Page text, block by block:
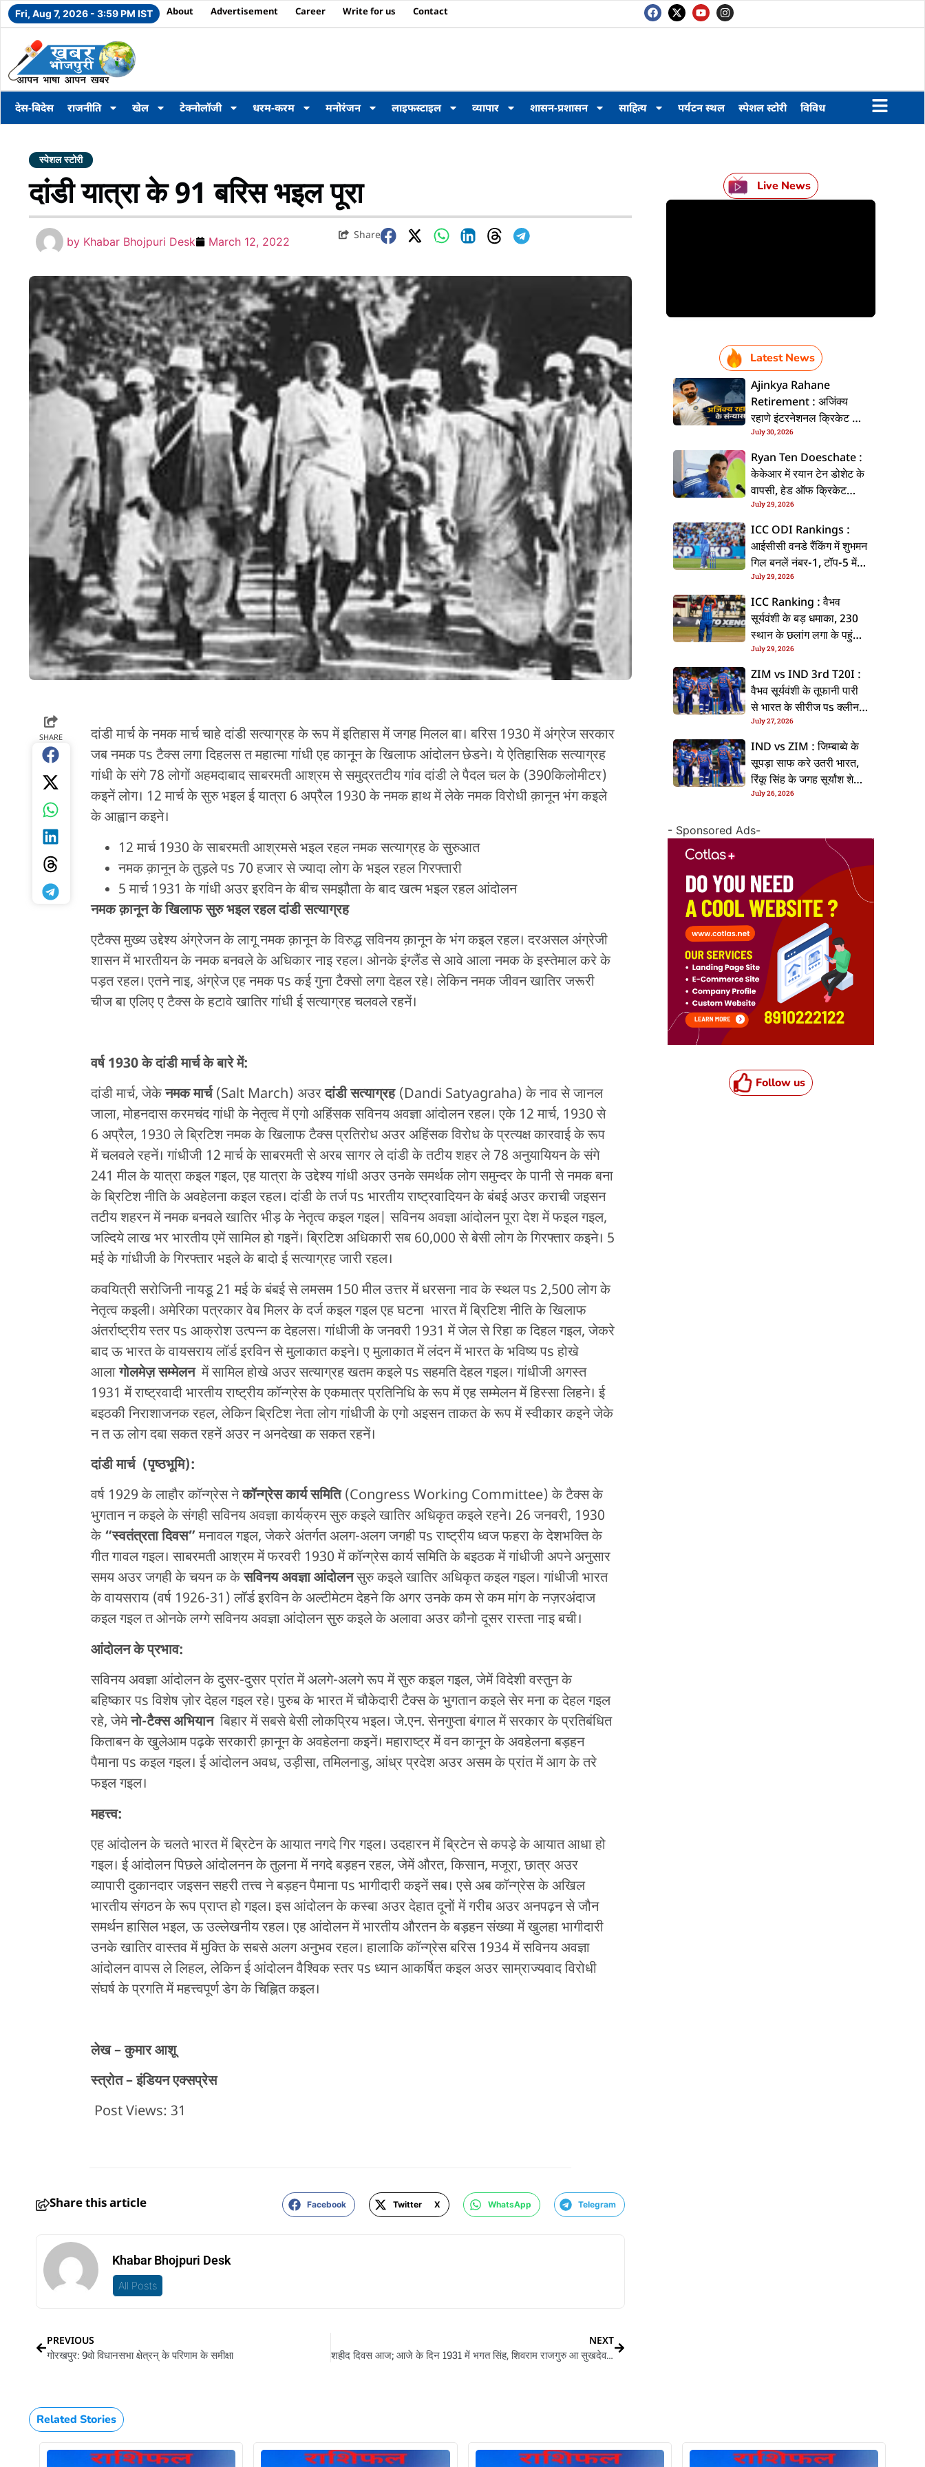
Fri, Aug 7, 2026 - 3:59 PM IST About Advertisement Career Write for us Contact
देस-बिदेस राजनीति खेल टेक्नोलॉजी धरम-करम मनोरंजन लाइफस्टाइल व्यापार शासन-प्रशासन साहित्य पर्यटन स्थल स्पेशल स्टोरी विविध
स्पेशल स्टोरी
दांडी यात्रा के 91 बरिस भइल पूरा
by Khabar Bhojpuri Desk March 12, 2022
Share
SHARE
दांडी मार्च के नमक मार्च चाहे दांडी सत्याग्रह के रूप में इतिहास में जगह मिलल बा। बरिस 1930 में अंग्रेज सरकार
जब नमक पs टैक्स लगा दिहलस त महात्मा गांधी एह कानून के ख‍िलाफ आंदोलन छेडने। ये ऐतिहासिक सत्याग्रह
गांधी के संगे 78 लोगों अहमदाबाद साबरमती आश्रम से समुद्रतटीय गांव दांडी ले पैदल चल के (390किलोमीटर)
कइनें लोग। 12 मार्च के सुरु भइल ई यात्रा 6 अप्रैल 1930 के नमक हाथ में लेके नमक विरोधी क़ानून भंग कइले
के आह्वान कइने।
12 मार्च 1930 के साबरमती आश्रमसे भइल रहल नमक सत्याग्रह के सुरुआत
नमक क़ानून के तुड़ले पs 70 हजार से ज्यादा लोग के भइल रहल गिरफ्तारी
5 मार्च 1931 के गांधी अउर इरविन के बीच समझौता के बाद खत्म भइल रहल आंदोलन
नमक क़ानून के खिलाफ सुरु भइल रहल दांडी सत्याग्रह
एटैक्स मुख्य उद्देश्य अंग्रेजन के लागू नमक क़ानून के विरुद्ध सविनय क़ानून के भंग कइल रहल। दरअसल अंग्रेजी
शासन में भारतीयन के नमक बनवले के अधिकार नाइ रहल। ओनके इंग्लैंड से आवे आला नमक के इस्तेमाल करे के
पड़त रहल। एतने नाइ, अंग्रेज एह नमक पs कई गुना टैक्सो लगा देहल रहे। लेकिन नमक जीवन खातिर जरूरी
चीज बा एलिए ए टैक्स के हटावे खातिर गांधी ई सत्याग्रह चलवले रहनें।
वर्ष1930के दांडी मार्च के बारे में:
दांडी मार्च, जेकेनमक मार्च (Salt March) अउरदांडी सत्याग्रह(Dandi Satyagraha) के नाव से जानल
जाला, मोहनदास करमचंद गांधी के नेतृत्व में एगो अहिंसक सविनय अवज्ञा आंदोलन रहल। एके 12 मार्च, 1930 से
6 अप्रैल, 1930 ले ब्रिटिश नमक के खिलाफ टैक्स प्रतिरोध अउर अहिंसक विरोध के प्रत्यक्ष कारवाई के रूप
में चलवले रहनें। गांधीजी 12 मार्च के साबरमती से अरब सागर ले दांडी के तटीय शहर ले 78 अनुयायियन के संगे
241 मील के यात्रा कइल गइल, एह यात्रा के उद्देश्य गांधी अउर उनके समर्थक लोग समुन्दर के पानी से नमक बना
के ब्रिटिश नीति के अवहेलना कइल रहल। दांडी के तर्ज पs भारतीय राष्ट्रवादियन के बंबई अउर कराची जइसन
तटीय शहरन में नमक बनवले खातिर भीड़ के नेतृत्व कइल गइल| सविनय अवज्ञा आंदोलन पूरा देश में फइल गइल,
जल्दिये लाख भर भारतीय एमें सामिल हो गइनें। ब्रिटिश अधिकारी सब 60,000 से बेसी लोग के गिरफ्तार कइने। 5
मई के गांधीजी के गिरफ्तार भइले के बादो ई सत्याग्रह जारी रहल।
कवयित्री सरोजिनी नायडू 21 मई के बंबई से लमसम 150 मील उत्तर में धरसना नाव के स्थल पs 2,500 लोग के
नेतृत्व कइली। अमेरिका पत्रकार वेब मिलर के दर्ज कइल गइल एह घटना भारत में ब्रिटिश नीति के खिलाफ
अंतर्राष्ट्रीय स्तर पs आक्रोश उत्पन्न क देहलस। गांधीजी के जनवरी 1931 में जेल से रिहा क दिहल गइल, जेकरे
बाद ऊ भारत के वायसराय लॉर्ड इरविन से मुलाकात कइने। ए मुलाकात में लंदन में भारत के भविष्य पs होखे
आलागोलमेज़ सम्मेलनमें सामिल होखे अउर सत्याग्रह खतम कइले पs सहमति देहल गइल। गांधीजी अगस्त
1931 में राष्ट्रवादी भारतीय राष्ट्रीय कॉन्ग्रेस के एकमात्र प्रतिनिधि के रूप में एह सम्मेलन में हिस्सा लिहने। ई
बइठकी निराशाजनक रहल, लेकिन ब्रिटिश नेता लोग गांधीजी के एगो अइसन ताकत के रूप में स्वीकार कइने जेके
न त ऊ लोग दबा सकत रहनें अउर न अनदेखा क सकत रहनें।
दांडी मार्च(पृष्ठभूमि):
वर्ष 1929 के लाहौर कॉन्ग्रेस नेकॉन्ग्रेस कार्य समिति(Congress Working Committee) के टैक्स के
भुगतान न कइले के संगही सविनय अवज्ञा कार्यक्रम सुरु कइले खातिर अधिकृत कइले रहने। 26 जनवरी, 1930
के“स्वतंत्रता दिवस”मनावल गइल, जेकरे अंतर्गत अलग-अलग जगही पs राष्ट्रीय ध्वज फहरा के देशभक्ति के
गीत गावल गइल। साबरमती आश्रम में फरवरी 1930 में कॉन्ग्रेस कार्य समिति के बइठक में गांधीजी अपने अनुसार
समय अउर जगही के चयन क केसविनय अवज्ञा आंदोलनसुरु कइले खातिर अधिकृत कइल गइल। गांधीजी भारत
के वायसराय (वर्ष 1926-31) लॉर्ड इरविन के अल्टीमेटम देहने कि अगर उनके कम से कम मांग के नज़रअंदाज
कइल गइल त ओनके लग्गे सविनय अवज्ञा आंदोलन सुरु कइले के अलावा अउर कौनो दूसर रास्ता नाइ बची।
आंदोलन के प्रभाव:
सविनय अवज्ञा आंदोलन के दुसर-दुसर प्रांत में अलगे-अलगे रूप में सुरु कइल गइल, जेमें विदेशी वस्तुन के
बहिष्कार पs विशेष ज़ोर देहल गइल रहे। पुरुब के भारत में चौकेदारी टैक्स के भुगतान कइले सेर मना क देहल गइल
रहे, जेमेनो-टैक्स अभियानबिहार में सबसे बेसी लोकप्रिय भइल। जे.एन. सेनगुप्ता बंगाल में सरकार के प्रतिबंधित
किताबन के खुलेआम पढ़के सरकारी क़ानून के अवहेलना कइनें। महाराष्ट्र में वन कानून के अवहेलना बड़हन
पैमाना पs कइल गइल। ई आंदोलन अवध, उड़ीसा, तमिलनाडु, आंध्र प्रदेश अउर असम के प्रांत में आग के तरे
फइल गइल।
महत्त्व:
एह आंदोलन के चलते भारत में ब्रिटेन के आयात नगदे गिर गइल। उदहारन में ब्रिटेन से कपड़े के आयात आधा हो
गइल। ई आंदोलन पिछले आंदोलनन के तुलना में नगदे बड़हन रहल, जेमें औरत, किसान, मजूरा, छात्र अउर
व्यापारी दुकानदार जइसन सहरी तत्त्व ने बड़हन पैमाना पs भागीदारी कइनें सब। एसे अब कॉन्ग्रेस के अखिल
भारतीय संगठन के रूप प्राप्त हो गइल। इस आंदोलन के कस्बा अउर देहात दूनों में गरीब अउर अनपढ़न से जौन
समर्थन हासिल भइल, ऊ उल्लेखनीय रहल। एह आंदोलन में भारतीय औरतन के बड़हन संख्या में खुलहा भागीदारी
उनके खातिर वास्तव में मुक्ति के सबसे अलग अनुभव रहल। हालाकि कॉन्ग्रेस बरिस 1934 में सविनय अवज्ञा
आंदोलन वापस ले लिहल, लेकिन ई आंदोलन वैश्विक स्तर पs ध्यान आकर्षित कइल अउर साम्राज्यवाद विरोधी
संघर्ष के प्रगति में महत्त्वपूर्ण डेग के चिह्नित कइल।
लेख – कुमार आशू
स्त्रोत – इंडियन एक्सप्रेस
Post Views: 31
Share this article Facebook Twitter X WhatsApp Telegram
Khabar Bhojpuri Desk
All Posts
PREVIOUS
गोरखपुर: 9वो विधानसभा क्षेत्रन् के परिणाम के समीक्षा
NEXT
शहीद दिवस आज; आजे के दिन 1931 में भगत सिंह, शिवराम राजगुरु आ सुखदेव थापर के देहल गइल रहे फांसी
Live News
Latest News
Ajinkya Rahane
Retirement : अजिंक्य
रहाणे इंटरनेशनल क्रिकेट से
ललें संन्यास, सोशल मीडिया
पs पोस्ट कs के कइलें एलान
July 30, 2026
Ryan Ten Doeschate :
केकेआर में रयान टेन डोशेट के
वापसी, हेड ऑफ क्रिकेट
स्ट्रेटजी के जिम्मेदारी संभरिहें
July 29, 2026
ICC ODI Rankings :
आईसीसी वनडे रैंकिंग में शुभमन
गिल बनलें नंबर-1, टॉप-5 में
भारत के तीन बल्लेबाज
July 29, 2026
ICC Ranking : वैभव
सूर्यवंशी के बड़ धमाका, 230
स्थान के छलांग लगा के पहुंचलें
48वां नंबर पs
July 29, 2026
ZIM vs IND 3rd T20I :
वैभव सूर्यवंशी के तूफानी पारी
से भारत के सीरीज पs क्लीन
स्वीप, जिम्बाब्वे 35 रन से
हारल
July 27, 2026
IND vs ZIM : जिम्बाब्वे के
सूपड़ा साफ करे उतरी भारत,
रिंकू सिंह के जगह सूर्यांश शेडगे
के मिल सकेला मवका
July 26, 2026
- Sponsored Ads-
Follow us
Related Stories